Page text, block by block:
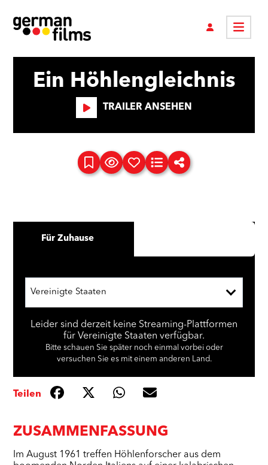
Ein Höhlengleichnis
TRAILER ANSEHEN
ZUSAMMENFASSUNG
Im August 1961 treffen Höhlenforscher aus dem
Für Zuhause
Vereinigte Staaten
Leider sind derzeit keine Streaming-Plattformen
für Vereinigte Staaten verfügbar.
Bitte schauen Sie später noch einmal vorbei oder
versuchen Sie es mit einem anderen Land.
Teilen